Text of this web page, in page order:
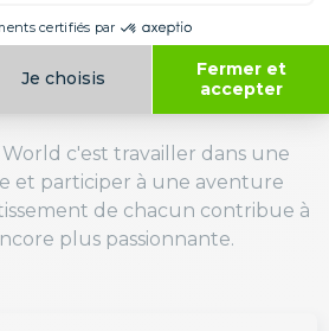
dans une belle
au service
biodiversité
c'est travailler dans une
et participer à une aventure
de chacun contribue à
plus passionnante.